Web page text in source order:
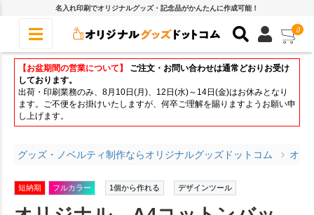
名入れ印刷でオリジナルグッズ・記念品がかんたんに作成可能！
0
【お盆期間の営業について】
ご注文・お問い合わせは通常どおりお受け
しております。
出荷・印刷業務のみ、8月10日(月)、12日(水)～14日(金)はお休みとなり
ます。ご不便をお掛けいたしますが、何卒ご理解を賜りますようお願い申
し上げます。
グッズ・ノベルティ制作ならオリジナルグッズドットコム オリ
短納期 フルカラー 1個から作れる デザインツール